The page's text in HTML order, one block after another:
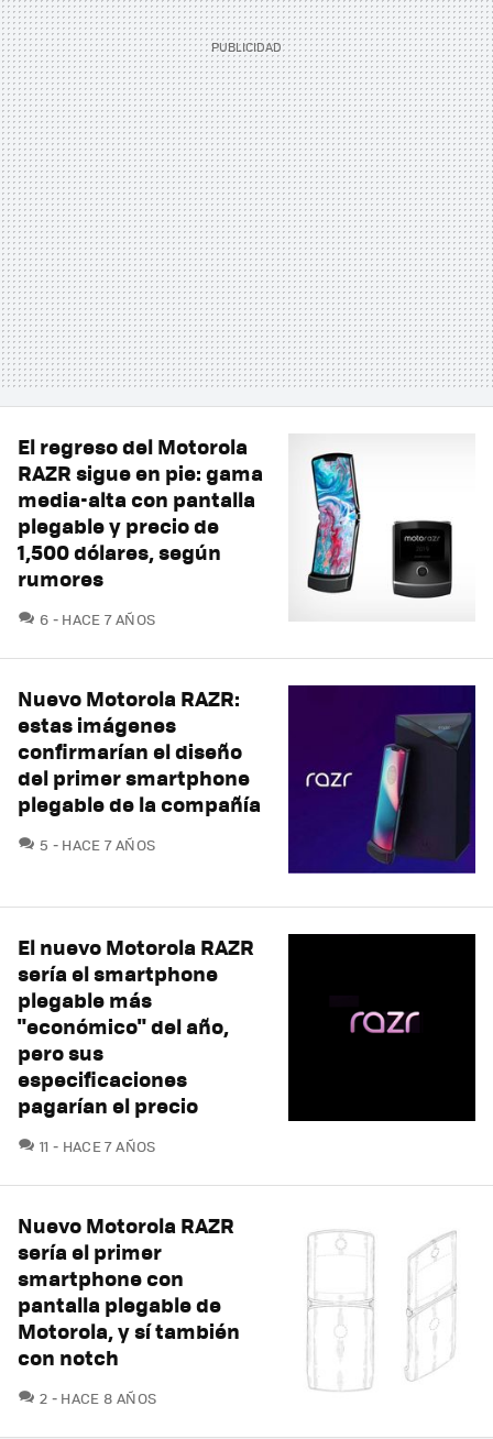
El regreso del Motorola
RAZR sigue en pie: gama
media-alta con pantalla
plegable y precio de
1,500 dólares, según
rumores
6 COMENTARIOS
HACE 7 AÑOS
Nuevo Motorola RAZR:
estas imágenes
confirmarían el diseño
del primer smartphone
plegable de la compañía
5 COMENTARIOS
HACE 7 AÑOS
El nuevo Motorola RAZR
sería el smartphone
plegable más
"económico" del año,
pero sus
especificaciones
pagarían el precio
11 COMENTARIOS
HACE 7 AÑOS
Nuevo Motorola RAZR
sería el primer
smartphone con
pantalla plegable de
Motorola, y sí también
con notch
2 COMENTARIOS
HACE 8 AÑOS